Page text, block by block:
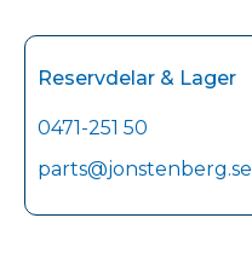
Reservdelar & Lager
0471-251 50
parts@jonstenberg.se